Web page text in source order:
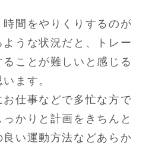
間をやりくりするのが
うな状況だと、トレー
ことが難しいと感じる
ます。
お仕事などで多忙な方で
かりと計画をきちんと
い運動方法などあらか